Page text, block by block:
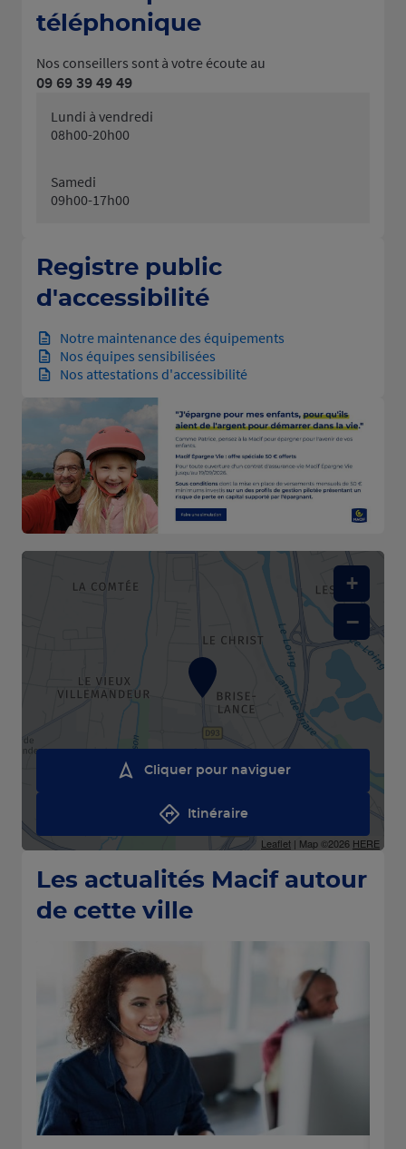
téléphonique
Nos conseillers sont à votre écoute au
09 69 39 49 49
Lundi à vendredi
08h00-20h00
Samedi
09h00-17h00
Registre public
d'accessibilité
Notre maintenance des équipements
Nos équipes sensibilisées
Nos attestations d'accessibilité
+
−
Leaflet | Map ©2026 HERE
Cliquer pour naviguer
Itinéraire
Les actualités Macif autour
de cette ville